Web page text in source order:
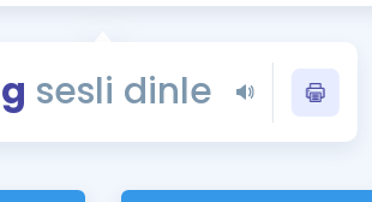
YDS - YÖKDİL
İngilizce Gramer
sesli dinle